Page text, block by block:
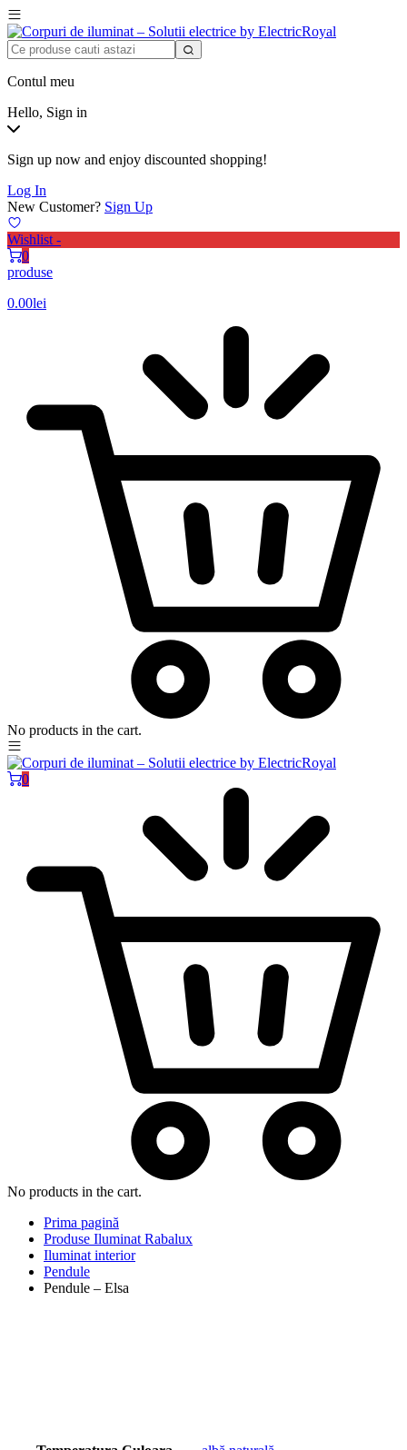
Contul meu
Hello, Sign in
Sign up now and enjoy discounted shopping!
Log In
New Customer? Sign Up
Wishlist -
0
produse
0.00lei
No products in the cart.
0
No products in the cart.
Prima pagină
Produse Iluminat Rabalux
Iluminat interior
Pendule
Pendule – Elsa